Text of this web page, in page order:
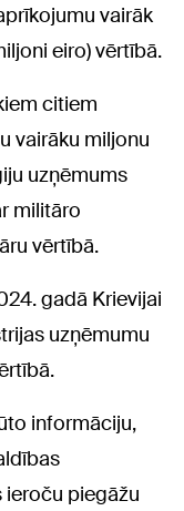
vairāk
eiro) vērtībā.
citiem
vairāku miljonu
uzņēmums
militāro
vērtībā.
gadā Krievijai
uzņēmumu
informāciju,
piegāžu